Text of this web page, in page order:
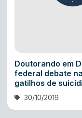
Doutorando em
federal debate
gatilhos de
30/10/2019